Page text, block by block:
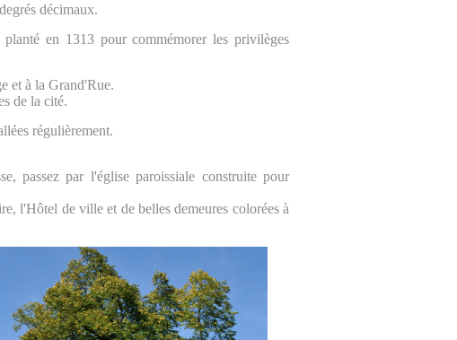
décimaux.
en 1313 pour commémorer les privilèges
et à la Grand'Rue.
de la cité.
régulièrement.
passez par l'église paroissiale construite pour
l'Hôtel de ville et de belles demeures colorées à